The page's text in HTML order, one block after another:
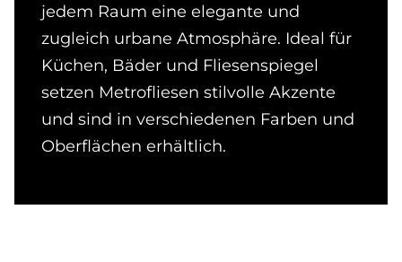
jedem Raum eine elegante und
zugleich urbane Atmosphäre. Ideal für
Küchen, Bäder und Fliesenspiegel
setzen Metrofliesen stilvolle Akzente
und sind in verschiedenen Farben und
Oberflächen erhältlich.